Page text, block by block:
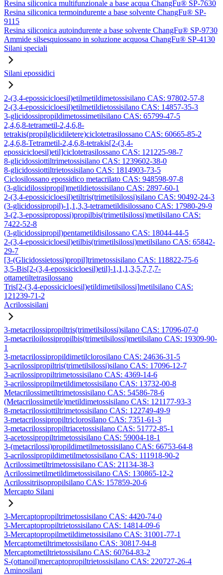
Resina siliconica multifunzionale a base acqua ChangFu® SP-7630
Resina siliconica termoindurente a base solvente ChangFu® SP-
9115
Resina siliconica autoindurente a base solvente ChangFu® SP-9730
Ammide silsesquiossano in soluzione acquosa ChangFu® SP-4130
Silani speciali
Silani epossidici
2-(3,4-epossicicloesil)etilmetildimetossisilano CAS: 97802-57-8
2-(3,4-epossicicloesil)etilmetildietossisilano CAS: 14857-35-3
3-glicidossipropildimetossimetilsilano CAS: 65799-47-5
2,4,6,8-tetrametil-2,4,6,8-
tetrakis(propilglicidiletere)ciclotetrasilossano CAS: 60665-85-2
2,4,6,8-Tetrametil-2,4,6,8-tetrakis[2-(3,4-
epossicicloesil)etil]ciclotetrasilossano CAS: 121225-98-7
8-glicidossiottiltrimetossisilano CAS: 1239602-38-0
8-glicidossiottiltrietossisilano CAS: 1814903-73-5
Ciclosilossano epossidico metacrilato CAS: 948598-97-8
(3-glicidilossipropil)metildietossisilano CAS: 2897-60-1
2-(3,4-epossicicloesil)etiltris(trimetilsilossi)silano CAS: 90492-24-3
(3-glicidossipropil)-1,1,3,3-tetrametildisilossano CAS: 17980-29-9
3-(2,3-epossipropossi)propilbis(trimetilsilossi)metilsilano CAS:
7422-52-8
(3-glicidossipropil)pentametildisilossano CAS: 18044-44-5
2-(3,4-epossicicloesil)etilbis(trimetilsilossi)metilsilano CAS: 65842-
29-7
[3-(Glicidossietossi)propil]trimetossisilano CAS: 118822-75-6
3,5-Bis[2-(3,4-epossicicloesil)etil]-1,1,1,3,5,7,7,7-
ottametiltetrasilossano
Tris[2-(3,4-epossicicloesil)etildimetilsilossi]metilsilano CAS:
121239-71-2
Acrilossisilani
3-metacrilossipropiltris(trimetilsilossi)silano CAS: 17096-07-0
3-metacriloilossipropilbis(trimetilsilossi)metilsilano CAS: 19309-90-
1
3-metacrilossipropildimetilclorosilano CAS: 24636-31-5
3-acrilossipropiltris(trimetilsilossi)silano CAS: 17096-12-7
3-acrilossipropiltrimetossisilano CAS: 4369-14-6
3-acrilossipropilmetildimetossisilano CAS: 13732-00-8
Metacrilossimetiltrimetossisilano CAS: 54586-78-6
(Metacrilossimetile)metildimetossisilano CAS: 121177-93-3
8-metacrilossiottiltrimetossisilano CAS: 122749-49-9
3-metacrilossipropiltriclorosilano CAS: 7351-61-3
3-metacrilossipropiltriacetossisilano CAS: 51772-85-1
3-acetossipropiltrimetossisilano CAS: 59004-18-1
3-(metacrilossi)propildimetilmetossisilano CAS: 66753-64-8
3-acrilossipropildimetilmetossisilano CAS: 111918-90-2
Acrilossimetiltrimetossisilano CAS: 21134-38-3
Acrilossimetilmetildimetossisilano CAS: 130865-12-2
Acrilossitriisopropilsilano CAS: 157859-20-6
Mercapto Silani
3-Mercaptopropiltrimetossisilano CAS: 4420-74-0
3-Mercaptopropiltrietossisilano CAS: 14814-09-6
3-Mercaptopropilmetildimetossisilano CAS: 31001-77-1
Mercaptometiltrimetossisilano CAS: 30817-94-8
Mercaptometiltrietossisilano CAS: 60764-83-2
S-(ottanoil)mercaptopropiltrietossisilano CAS: 220727-26-4
Aminosilani